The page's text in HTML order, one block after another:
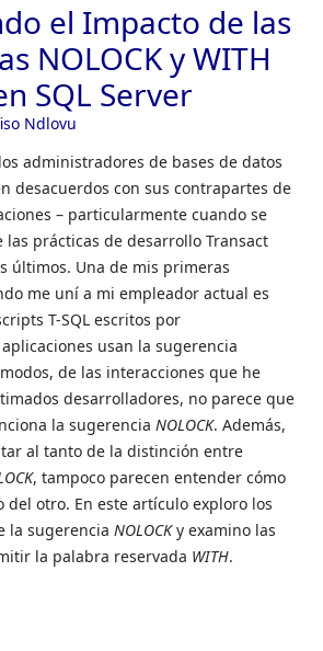
el Impacto de las
NOLOCK y WITH
SQL Server
Ndlovu
administradores de bases de datos
desacuerdos con sus contrapartes de
– particularmente cuando se
prácticas de desarrollo Transact
últimos. Una de mis primeras
me uní a mi empleador actual es
T-SQL escritos por
usan la sugerencia
de las interacciones que he
desarrolladores, no parece que
la sugerencia NOLOCK. Además,
al tanto de la distinción entre
, tampoco parecen entender cómo
del otro. En este artículo exploro los
la sugerencia NOLOCKy examino las
la palabra reservada WITH.